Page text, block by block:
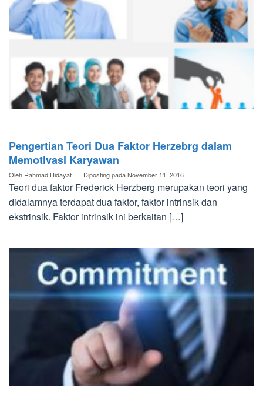
Pengertian Teori Dua Faktor Herzebrg dalam
Memotivasi Karyawan
Oleh Rahmad Hidayat Diposting padaNovember 11, 2016
Teori dua faktor Frederick Herzberg merupakan teori yang
didalamnya terdapat dua faktor, faktor intrinsik dan
ekstrinsik. Faktor intrinsik ini berkaitan […]